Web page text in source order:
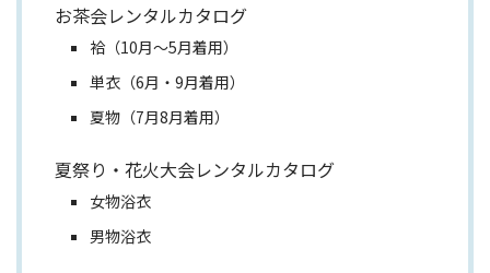
お茶会レンタルカタログ
袷（10月～5月着用）
単衣（6月・9月着用）
夏物（7月8月着用）
夏祭り・花火大会レンタルカタログ
女物浴衣
男物浴衣